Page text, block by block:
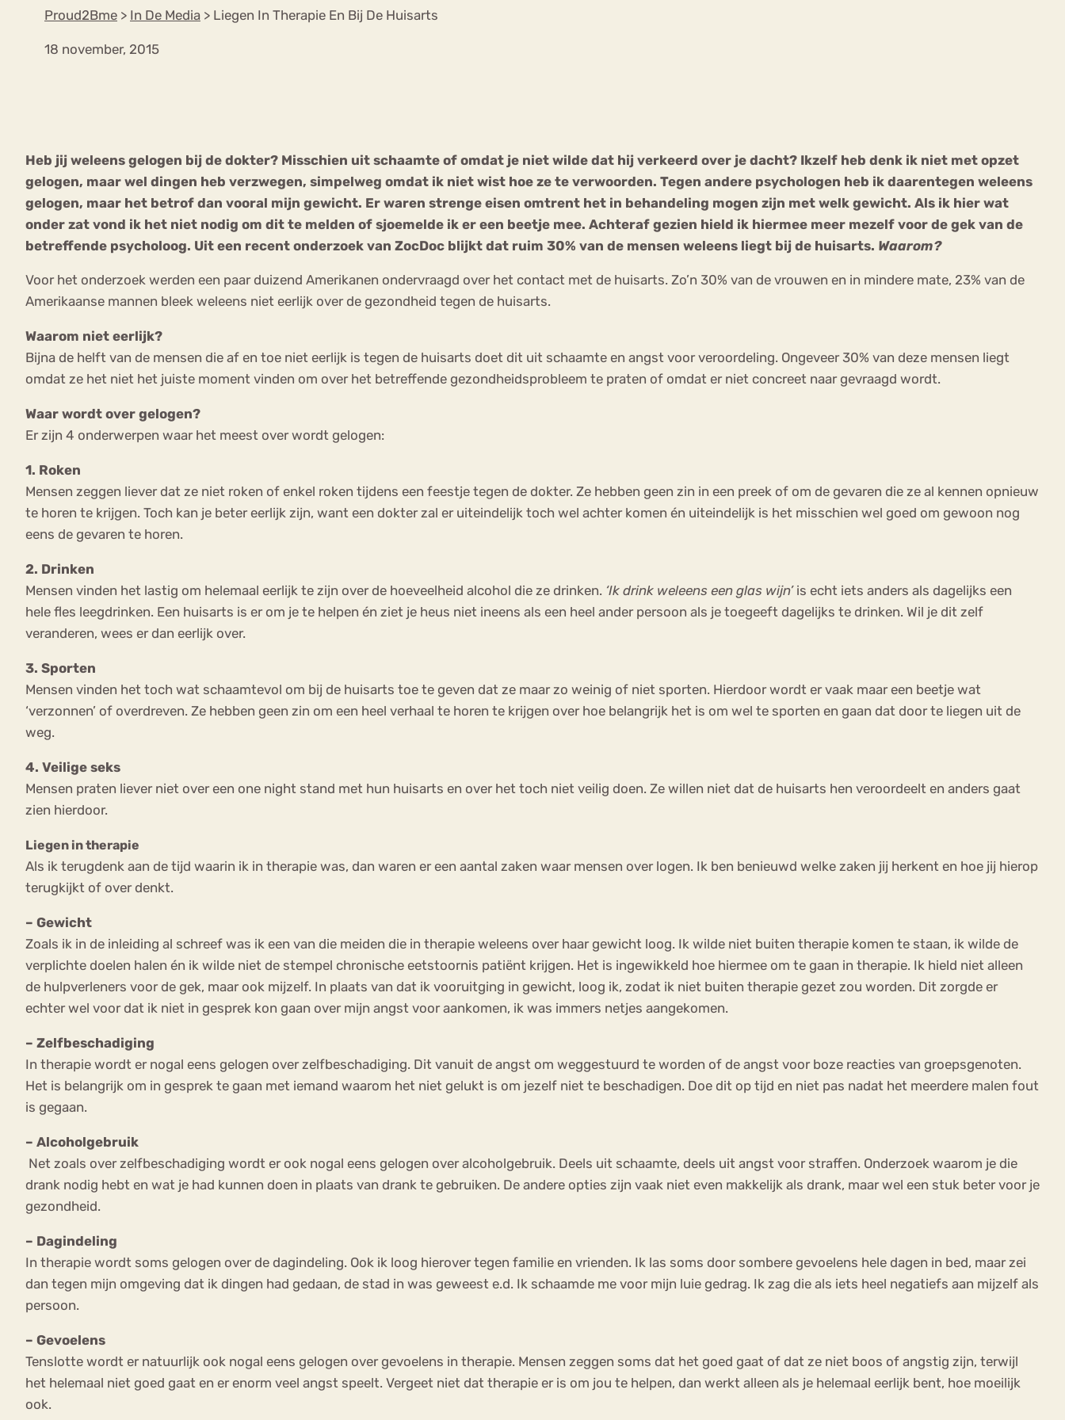
Proud2Bme > In De Media > Liegen In Therapie En Bij De Huisarts
18 november, 2015
Heb jij weleens gelogen bij de dokter? Misschien uit schaamte of omdat je niet wilde dat hij verkeerd over je dacht? Ikzelf heb denk ik niet met opzet
gelogen, maar wel dingen heb verzwegen, simpelweg omdat ik niet wist hoe ze te verwoorden. Tegen andere psychologen heb ik daarentegen weleens
gelogen, maar het betrof dan vooral mijn gewicht. Er waren strenge eisen omtrent het in behandeling mogen zijn met welk gewicht. Als ik hier wat
onder zat vond ik het niet nodig om dit te melden of sjoemelde ik er een beetje mee. Achteraf gezien hield ik hiermee meer mezelf voor de gek van de
betreffende psycholoog. Uit een recent onderzoek van ZocDoc blijkt dat ruim 30% van de mensen weleens liegt bij de huisarts. Waarom?
Voor het onderzoek werden een paar duizend Amerikanen ondervraagd over het contact met de huisarts. Zo’n 30% van de vrouwen en in mindere mate, 23% van de
Amerikaanse mannen bleek weleens niet eerlijk over de gezondheid tegen de huisarts.
Waarom niet eerlijk?
Bijna de helft van de mensen die af en toe niet eerlijk is tegen de huisarts doet dit uit schaamte en angst voor veroordeling. Ongeveer 30% van deze mensen liegt
omdat ze het niet het juiste moment vinden om over het betreffende gezondheidsprobleem te praten of omdat er niet concreet naar gevraagd wordt.
Waar wordt over gelogen?
Er zijn 4 onderwerpen waar het meest over wordt gelogen:
1. Roken
Mensen zeggen liever dat ze niet roken of enkel roken tijdens een feestje tegen de dokter. Ze hebben geen zin in een preek of om de gevaren die ze al kennen opnieuw
te horen te krijgen. Toch kan je beter eerlijk zijn, want een dokter zal er uiteindelijk toch wel achter komen én uiteindelijk is het misschien wel goed om gewoon nog
eens de gevaren te horen.
2. Drinken
Mensen vinden het lastig om helemaal eerlijk te zijn over de hoeveelheid alcohol die ze drinken. ‘Ik drink weleens een glas wijn’is echt iets anders als dagelijks een
hele fles leegdrinken. Een huisarts is er om je te helpen én ziet je heus niet ineens als een heel ander persoon als je toegeeft dagelijks te drinken. Wil je dit zelf
veranderen, wees er dan eerlijk over.
3. Sporten
Mensen vinden het toch wat schaamtevol om bij de huisarts toe te geven dat ze maar zo weinig of niet sporten. Hierdoor wordt er vaak maar een beetje wat
‘verzonnen’ of overdreven. Ze hebben geen zin om een heel verhaal te horen te krijgen over hoe belangrijk het is om wel te sporten en gaan dat door te liegen uit de
weg.
4. Veilige seks
Mensen praten liever niet over een one night stand met hun huisarts en over het toch niet veilig doen. Ze willen niet dat de huisarts hen veroordeelt en anders gaat
zien hierdoor.
Liegen in therapie
Als ik terugdenk aan de tijd waarin ik in therapie was, dan waren er een aantal zaken waar mensen over logen. Ik ben benieuwd welke zaken jij herkent en hoe jij hierop
terugkijkt of over denkt.
– Gewicht
Zoals ik in de inleiding al schreef was ik een van die meiden die in therapie weleens over haar gewicht loog. Ik wilde niet buiten therapie komen te staan, ik wilde de
verplichte doelen halen én ik wilde niet de stempel chronische eetstoornis patiënt krijgen. Het is ingewikkeld hoe hiermee om te gaan in therapie. Ik hield niet alleen
de hulpverleners voor de gek, maar ook mijzelf. In plaats van dat ik vooruitging in gewicht, loog ik, zodat ik niet buiten therapie gezet zou worden. Dit zorgde er
echter wel voor dat ik niet in gesprek kon gaan over mijn angst voor aankomen, ik was immers netjes aangekomen.
– Zelfbeschadiging
In therapie wordt er nogal eens gelogen over zelfbeschadiging. Dit vanuit de angst om weggestuurd te worden of de angst voor boze reacties van groepsgenoten.
Het is belangrijk om in gesprek te gaan met iemand waarom het niet gelukt is om jezelf niet te beschadigen. Doe dit op tijd en niet pas nadat het meerdere malen fout
is gegaan.
– Alcoholgebruik
Net zoals over zelfbeschadiging wordt er ook nogal eens gelogen over alcoholgebruik. Deels uit schaamte, deels uit angst voor straffen. Onderzoek waarom je die
drank nodig hebt en wat je had kunnen doen in plaats van drank te gebruiken. De andere opties zijn vaak niet even makkelijk als drank, maar wel een stuk beter voor je
gezondheid.
– Dagindeling
In therapie wordt soms gelogen over de dagindeling. Ook ik loog hierover tegen familie en vrienden. Ik las soms door sombere gevoelens hele dagen in bed, maar zei
dan tegen mijn omgeving dat ik dingen had gedaan, de stad in was geweest e.d. Ik schaamde me voor mijn luie gedrag. Ik zag die als iets heel negatiefs aan mijzelf als
persoon.
– Gevoelens
Tenslotte wordt er natuurlijk ook nogal eens gelogen over gevoelens in therapie. Mensen zeggen soms dat het goed gaat of dat ze niet boos of angstig zijn, terwijl
het helemaal niet goed gaat en er enorm veel angst speelt. Vergeet niet dat therapie er is om jou te helpen, dan werkt alleen als je helemaal eerlijk bent, hoe moeilijk
ook.
Orthorexia
Afvallen Angst